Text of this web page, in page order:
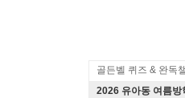
골든벨 퀴즈 & 완독
2026 유아동 여름방